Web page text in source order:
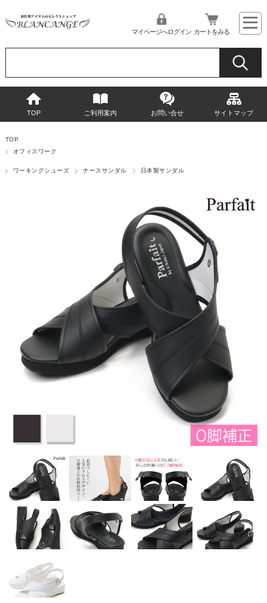
マイページへログイン カートをみる
TOP ご利用案内 お問い合せ サイトマップ
TOP
オフィスワーク
ワーキングシューズ ナースサンダル 日本製サンダル